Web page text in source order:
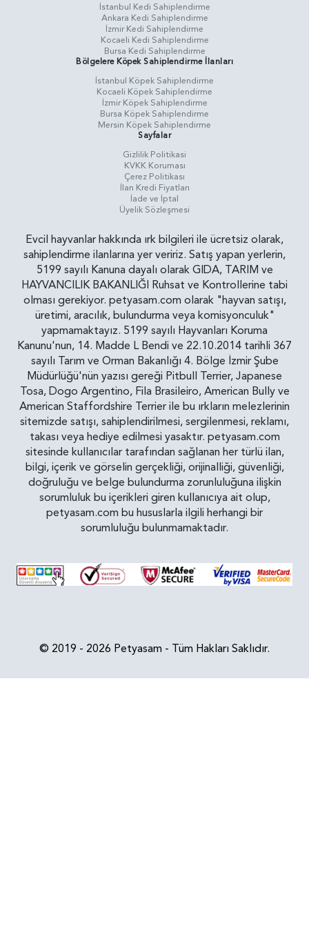
İstanbul Kedi Sahiplendirme
Ankara Kedi Sahiplendirme
İzmir Kedi Sahiplendirme
Kocaeli Kedi Sahiplendirme
Bursa Kedi Sahiplendirme
Bölgelere Köpek Sahiplendirme İlanları
İstanbul Köpek Sahiplendirme
Kocaeli Köpek Sahiplendirme
İzmir Köpek Sahiplendirme
Bursa Köpek Sahiplendirme
Mersin Köpek Sahiplendirme
Sayfalar
Gizlilik Politikasi
KVKK Koruması
Çerez Politikası
İlan Kredi Fiyatları
İade ve İptal
Üyelik Sözleşmesi
Evcil hayvanlar hakkında ırk bilgileri ile ücretsiz olarak,
sahiplendirme ilanlarına yer veririz. Satış yapan yerlerin,
5199 sayılı Kanuna dayalı olarak GIDA, TARIM ve
HAYVANCILIK BAKANLIĞI Ruhsat ve Kontrollerine tabi
olması gerekiyor. petyasam.com olarak "hayvan satışı,
üretimi, aracılık, bulundurma veya komisyonculuk"
yapmamaktayız. 5199 sayılı Hayvanları Koruma
Kanunu'nun, 14. Madde L Bendi ve 22.10.2014 tarihli 367
sayılı Tarım ve Orman Bakanlığı 4. Bölge İzmir Şube
Müdürlüğü'nün yazısı gereği Pitbull Terrier, Japanese
Tosa, Dogo Argentino, Fila Brasileiro, American Bully ve
American Staffordshire Terrier ile bu ırkların melezlerinin
sitemizde satışı, sahiplendirilmesi, sergilenmesi, reklamı,
takası veya hediye edilmesi yasaktır. petyasam.com
sitesinde kullanıcılar tarafından sağlanan her türlü ilan,
bilgi, içerik ve görselin gerçekliği, orijinalliği, güvenliği,
doğruluğu ve belge bulundurma zorunluluğuna ilişkin
sorumluluk bu içerikleri giren kullanıcıya ait olup,
petyasam.com bu hususlarla ilgili herhangi bir
sorumluluğu bulunmamaktadır.
© 2019 - 2026 Petyasam - Tüm Hakları Saklıdır.